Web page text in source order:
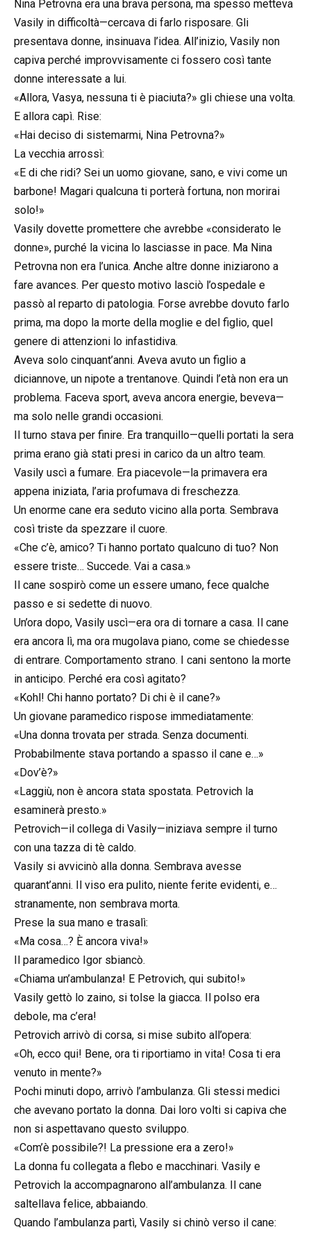
Nina Petrovna era una brava persona, ma spesso metteva
Vasily in difficoltà—cercava di farlo risposare. Gli
presentava donne, insinuava l’idea. All’inizio, Vasily non
capiva perché improvvisamente ci fossero così tante
donne interessate a lui.
«Allora, Vasya, nessuna ti è piaciuta?» gli chiese una volta.
E allora capì. Rise:
«Hai deciso di sistemarmi, Nina Petrovna?»
La vecchia arrossì:
«E di che ridi? Sei un uomo giovane, sano, e vivi come un
barbone! Magari qualcuna ti porterà fortuna, non morirai
solo!»
Vasily dovette promettere che avrebbe «considerato le
donne», purché la vicina lo lasciasse in pace. Ma Nina
Petrovna non era l’unica. Anche altre donne iniziarono a
fare avances. Per questo motivo lasciò l’ospedale e
passò al reparto di patologia. Forse avrebbe dovuto farlo
prima, ma dopo la morte della moglie e del figlio, quel
genere di attenzioni lo infastidiva.
Aveva solo cinquant’anni. Aveva avuto un figlio a
diciannove, un nipote a trentanove. Quindi l’età non era un
problema. Faceva sport, aveva ancora energie, beveva—
ma solo nelle grandi occasioni.
Il turno stava per finire. Era tranquillo—quelli portati la sera
prima erano già stati presi in carico da un altro team.
Vasily uscì a fumare. Era piacevole—la primavera era
appena iniziata, l’aria profumava di freschezza.
Un enorme cane era seduto vicino alla porta. Sembrava
così triste da spezzare il cuore.
«Che c’è, amico? Ti hanno portato qualcuno di tuo? Non
essere triste… Succede. Vai a casa.»
Il cane sospirò come un essere umano, fece qualche
passo e si sedette di nuovo.
Un’ora dopo, Vasily uscì—era ora di tornare a casa. Il cane
era ancora lì, ma ora mugolava piano, come se chiedesse
di entrare. Comportamento strano. I cani sentono la morte
in anticipo. Perché era così agitato?
«Kohl! Chi hanno portato? Di chi è il cane?»
Un giovane paramedico rispose immediatamente:
«Una donna trovata per strada. Senza documenti.
Probabilmente stava portando a spasso il cane e…»
«Dov’è?»
«Laggiù, non è ancora stata spostata. Petrovich la
esaminerà presto.»
Petrovich—il collega di Vasily—iniziava sempre il turno
con una tazza di tè caldo.
Vasily si avvicinò alla donna. Sembrava avesse
quarant’anni. Il viso era pulito, niente ferite evidenti, e…
stranamente, non sembrava morta.
Prese la sua mano e trasalì:
«Ma cosa…? È ancora viva!»
Il paramedico Igor sbiancò.
«Chiama un’ambulanza! E Petrovich, qui subito!»
Vasily gettò lo zaino, si tolse la giacca. Il polso era
debole, ma c’era!
Petrovich arrivò di corsa, si mise subito all’opera:
«Oh, ecco qui! Bene, ora ti riportiamo in vita! Cosa ti era
venuto in mente?»
Pochi minuti dopo, arrivò l’ambulanza. Gli stessi medici
che avevano portato la donna. Dai loro volti si capiva che
non si aspettavano questo sviluppo.
«Com’è possibile?! La pressione era a zero!»
La donna fu collegata a flebo e macchinari. Vasily e
Petrovich la accompagnarono all’ambulanza. Il cane
saltellava felice, abbaiando.
Quando l’ambulanza partì, Vasily si chinò verso il cane: